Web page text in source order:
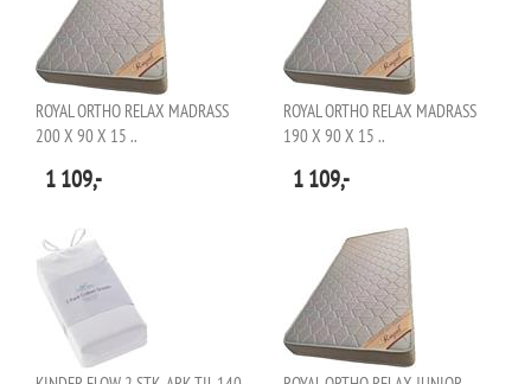
ROYAL ORTHO RELAX MADRASS
200 X 90 X 15 ..
1 109,-
ROYAL ORTHO RELAX MADRASS
190 X 90 X 15 ..
1 109,-